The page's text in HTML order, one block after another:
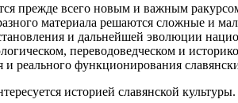
прежде всего новым и важным
материала решаются сложные и
и дальнейшей эволюции
переводоведческом и
реального функционирования
историей славянской культуры.